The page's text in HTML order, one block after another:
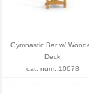
Gymnastic Bar w/
Deck
cat. num. 10678